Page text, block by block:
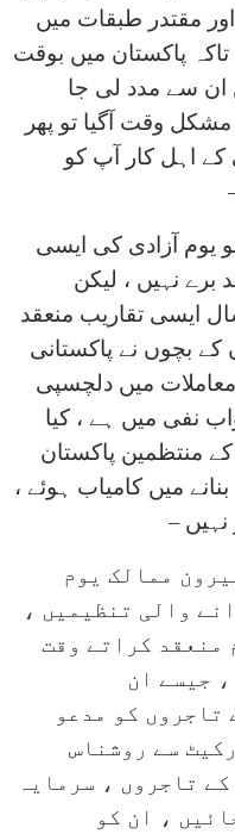
مقتدر طبقات میں
پاکستان میں بوقت
سے مدد لی جا
وقت آگیا تو پھر
اہل کار آپ کو
یوم آزادی کی ایسی
برے نہیں ، لیکن
ایسی تقاریب منعقد
کے بچوں نے پاکستانی
میں دلچسپی
نفی میں ہے ، کیا
منتظمین پاکستان
میں کامیاب ہوئے ،
–
ممالک یوم
والی تنظیمیں ،
منعقد کراتے وقت
جیسے ان
تاجروں کو مدعو
سے روشناس
تاجروں ، سرمایہ
، ان کو